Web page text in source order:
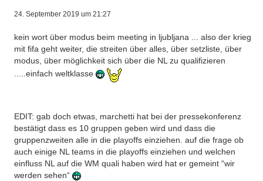
24. September 2019 um 21:27
kein wort über modus beim meeting in ljubljana ... also der krieg
mit fifa geht weiter, die streiten über alles, über setzliste, über
modus, über möglichkeit sich über die NL zu qualifizieren
.....einfach weltklasse
EDIT: gab doch etwas, marchetti hat bei der pressekonferenz
bestätigt dass es 10 gruppen geben wird und dass die
gruppenzweiten alle in die playoffs einziehen. auf die frage ob
auch einige NL teams in die playoffs einziehen und welchen
einfluss NL auf die WM quali haben wird hat er gemeint “wir
werden sehen“